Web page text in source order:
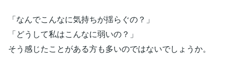
「なんでこんなに気持ちが揺らぐの？」
「どうして私はこんなに弱いの？」
そう感じたことがある方も多いのではないでしょうか。